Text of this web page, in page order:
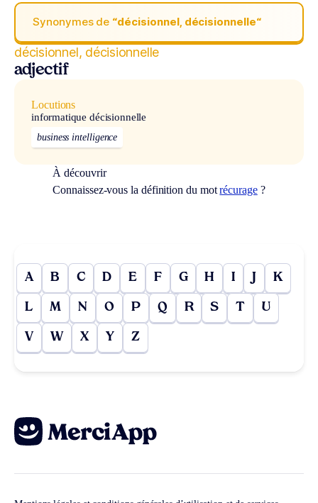
Synonymes de “décisionnel, décisionnelle“
décisionnel, décisionnelle
adjectif
Locutions
informatique décisionnelle
business intelligence
À découvrir
Connaissez-vous la définition du motrécurage?
A B C D E F G H I J K
L M N O P Q R S T U
V W X Y Z